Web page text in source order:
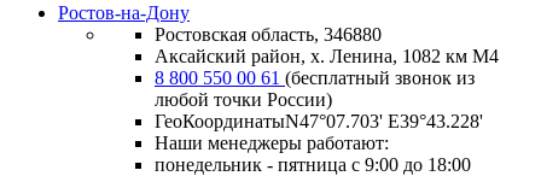
Ростов-на-Дону
Ростовская область, 346880
Аксайский район, х. Ленина, 1082 км М4
8 800 550 00 61 (бесплатный звонок из
любой точки России)
ГеоКоординатыN47°07.703' E39°43.228'
Наши менеджеры работают:
понедельник - пятница с 9:00 до 18:00